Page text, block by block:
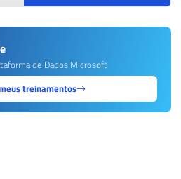
de Dados Microsoft
treinamentos